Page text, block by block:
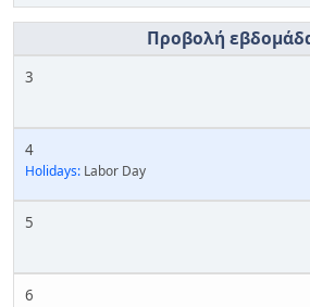
3
4
Holidays: Labor Day
5
6